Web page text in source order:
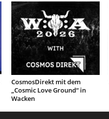
CosmosDirekt mit dem
„Cosmic Love Ground“ in
Wacken